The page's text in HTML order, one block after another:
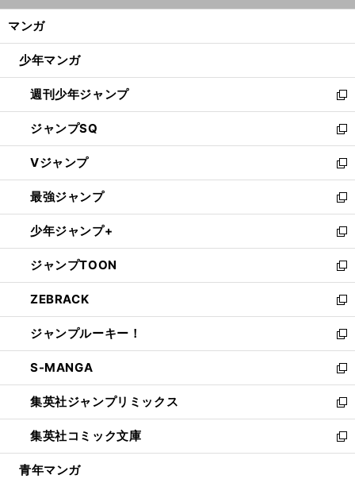
ン
ウ
開
く
マンガ
少年マンガ
週刊少年ジャンプ
新
し
い
ウ
ィ
ン
ド
ウ
で
開
く
ジャンプSQ
新
し
い
ウ
ィ
ン
ド
ウ
で
開
く
Vジャンプ
新
し
い
ウ
ィ
ン
ド
ウ
で
開
く
最強ジャンプ
新
し
い
ウ
ィ
ン
ド
ウ
で
開
く
少年ジャンプ+
新
し
い
ウ
ィ
ン
ド
ウ
で
開
く
ジャンプTOON
新
し
い
ウ
ィ
ン
ド
ウ
で
開
く
ZEBRACK
新
し
い
ウ
ィ
ン
ド
ウ
で
開
ジャンプルーキー！
新
し
い
ウ
ィ
ン
ド
ウ
S-MANGA
新
し
い
ウ
ィ
ン
集英社ジャンプリミックス
新
し
い
ウ
集英社コミック文庫
新
し
青年マンガ